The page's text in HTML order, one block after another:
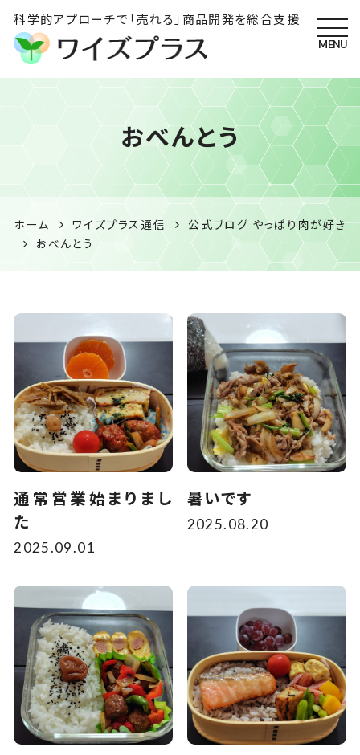
科学的アプローチで「売れる」商品開発を総合支援
ワイズプラス｜鹿児島の特産
品開発・HACCP衛生管理・食
品表示の専門コンサル
MENU
おべんとう
ホーム ワイズプラス通信
公式ブログ やっぱり肉が好き
おべんとう
通常営業始まりまし
た
2025.09.01
暑いです
2025.08.20